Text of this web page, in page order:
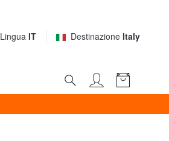
Lingua IT Destinazione Italy